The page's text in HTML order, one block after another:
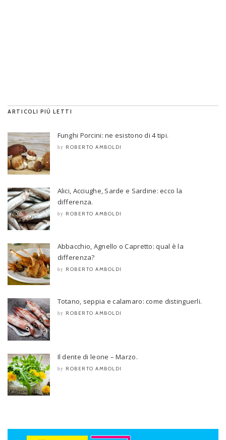
ARTICOLI PIÙ LETTI
Funghi Porcini: ne esistono di 4 tipi.
by ROBERTO AMBOLDI
Alici, Acciughe, Sarde e Sardine: ecco la
differenza.
by ROBERTO AMBOLDI
Abbacchio, Agnello o Capretto: qual è la
differenza?
by ROBERTO AMBOLDI
Totano, seppia e calamaro: come distinguerli.
by ROBERTO AMBOLDI
Il dente di leone – Marzo.
by ROBERTO AMBOLDI